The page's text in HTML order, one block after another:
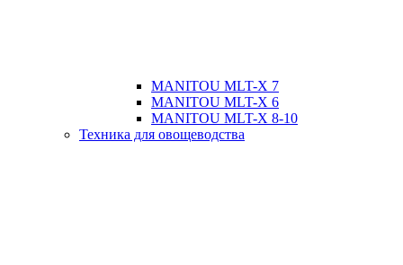
MANITOU MLT-X 7
MANITOU MLT-X 6
MANITOU MLT-X 8-10
Техника для овощеводства